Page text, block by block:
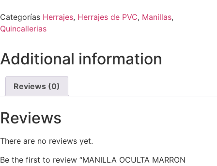
Categorías Herrajes, Herrajes de PVC, Manillas,
Quincallerias
Additional information
Reviews (0)
Reviews
There are no reviews yet.
Be the first to review “MANILLA OCULTA MARRON